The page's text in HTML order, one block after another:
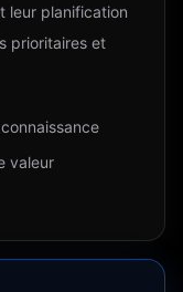
leur planification
prioritaires et
valeur